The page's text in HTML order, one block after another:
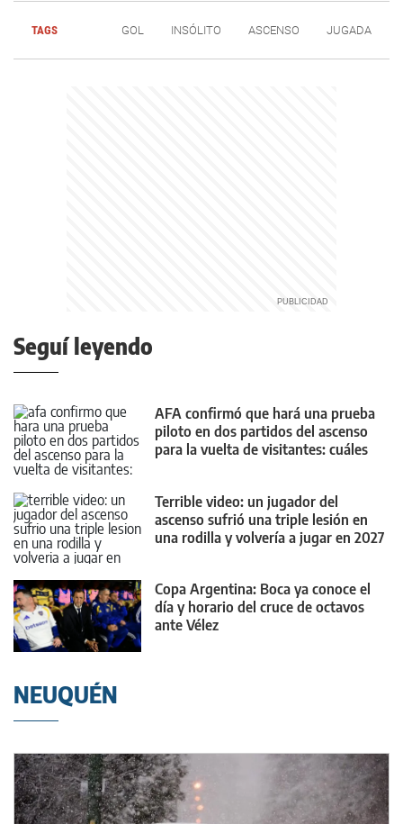
TAGS GOL INSÓLITO ASCENSO JUGADA
Seguí leyendo
AFA confirmó que hará una prueba
piloto en dos partidos del ascenso
para la vuelta de visitantes: cuáles
Terrible video: un jugador del
ascenso sufrió una triple lesión en
una rodilla y volvería a jugar en 2027
Copa Argentina: Boca ya conoce el
día y horario del cruce de octavos
ante Vélez
NEUQUÉN